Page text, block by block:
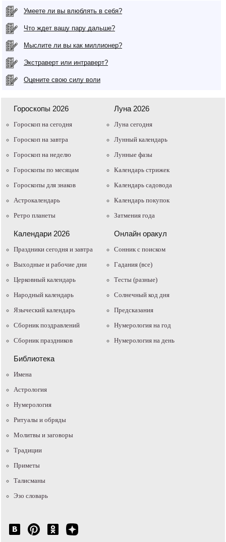
Умеете ли вы влюблять в себя?
Что ждет вашу пару дальше?
Мыслите ли вы как миллионер?
Экстраверт или интраверт?
Оцените свою силу воли
Гороскопы 2026
Гороскоп на сегодня
Гороскоп на завтра
Гороскоп на неделю
Гороскопы по месяцам
Гороскопы для знаков
Астрокалендарь
Ретро планеты
Луна 2026
Луна сегодня
Лунный календарь
Лунные фазы
Календарь стрижек
Календарь садовода
Календарь покупок
Затмения года
Календари 2026
Праздники сегодня и завтра
Выходные и рабочие дни
Церковный календарь
Народный календарь
Языческий календарь
Сборник поздравлений
Сборник праздников
Онлайн оракул
Cонник с поиском
Гадания (все)
Тесты (разные)
Солнечный код дня
Предсказания
Нумерология на год
Нумерология на день
Библиотека
Имена
Астрология
Нумерология
Ритуалы и обряды
Молитвы и заговоры
Традиции
Приметы
Талисманы
Эзо словарь